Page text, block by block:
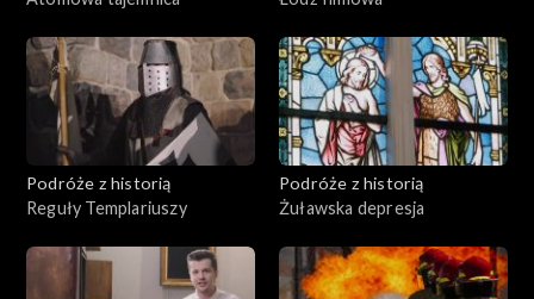
Podróże z historią
Reguły Templariuszy
Podróże z historią
Żuławska depresja